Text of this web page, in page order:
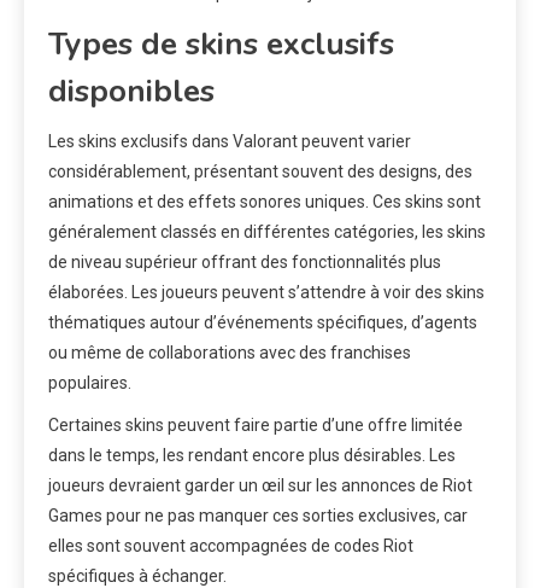
Types de skins exclusifs
disponibles
Les skins exclusifs dans Valorant peuvent varier
considérablement, présentant souvent des designs, des
animations et des effets sonores uniques. Ces skins sont
généralement classés en différentes catégories, les skins
de niveau supérieur offrant des fonctionnalités plus
élaborées. Les joueurs peuvent s’attendre à voir des skins
thématiques autour d’événements spécifiques, d’agents
ou même de collaborations avec des franchises
populaires.
Certaines skins peuvent faire partie d’une offre limitée
dans le temps, les rendant encore plus désirables. Les
joueurs devraient garder un œil sur les annonces de Riot
Games pour ne pas manquer ces sorties exclusives, car
elles sont souvent accompagnées de codes Riot
spécifiques à échanger.